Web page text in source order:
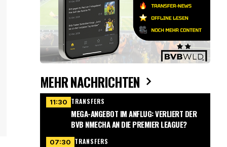
MEHR NACHRICHTEN
11:30 TRANSFERS
MEGA-ANGEBOT IM ANFLUG: VERLIERT DER
BVB NMECHA AN DIE PREMIER LEAGUE?
07:30 TRANSFERS